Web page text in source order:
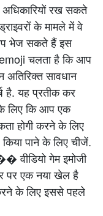
रख सकते
के मामले में वे
भेज सकते हैं इस
चलता है कि आप
सावधान
है. यह प्रतीक कर
लिए कि आप एक
होगी करने के लिए
पाने के लिए चीजें.
गेम इमोजी
पर एक नया खेल है
के लिए इससे पहले